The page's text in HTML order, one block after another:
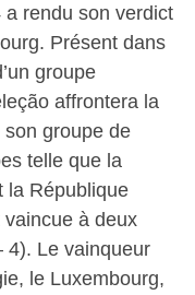
a rendu son verdict
Présent dans
groupe
affrontera la
groupe de
telle que la
la République
vaincue à deux
4). Le vainqueur
le Luxembourg,